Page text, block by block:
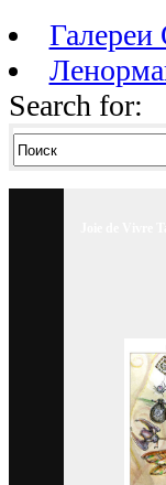
Галереи
Search for: